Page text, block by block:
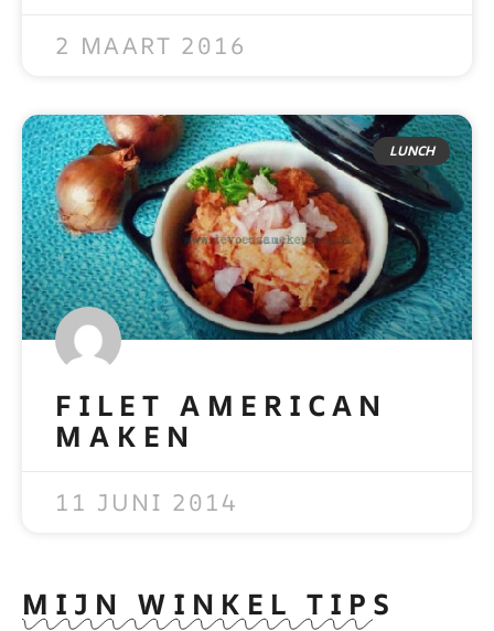
2 MAART 2016
LUNCH
FILET AMERICAN
MAKEN
11 JUNI 2014
MIJN WINKEL TIPS